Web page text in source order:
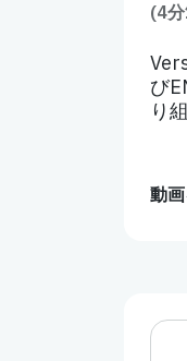
(4
び
り
動